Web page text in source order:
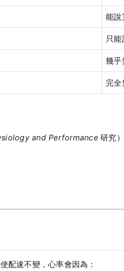
能說
只
幾乎
完全
and Performance研究）
配速不變，心率會因為：